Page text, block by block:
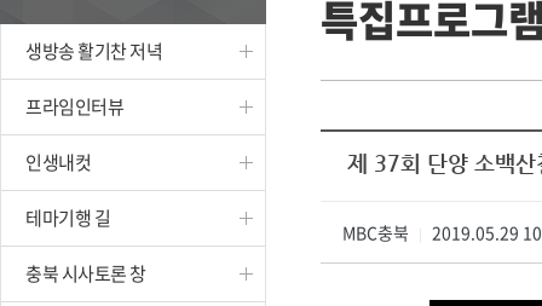
보은
옥천
테마기행 길
시청자 FLEX
특집프로그램
종영프로그램
우리 고
생방송 활기찬 저녁
프라임인터뷰
인생내컷
테마기행 길
충북 시사토론 창
특집프로그
제 37회 단양 소백
MBC충북 2019.05.29